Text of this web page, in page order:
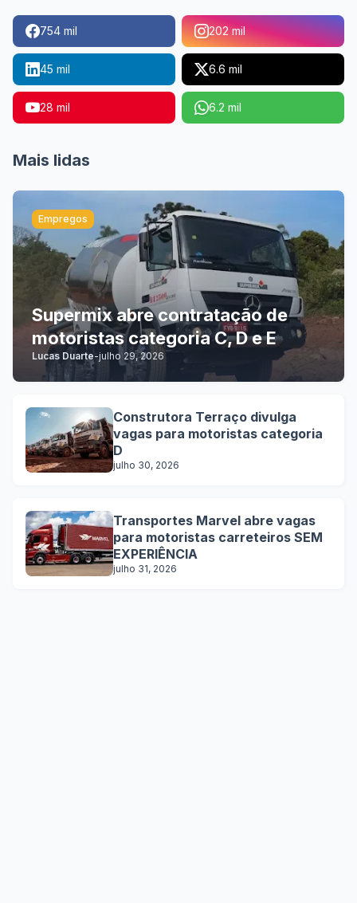
754 mil 202 mil
45 mil 6.6 mil
28 mil 6.2 mil
Mais lidas
Empregos
Supermix abre contratação de
motoristas categoria C, D e E
Lucas Duarte-julho 29, 2026
Construtora Terraço divulga
vagas para motoristas categoria
D
julho 30, 2026
Transportes Marvel abre vagas
para motoristas carreteiros SEM
EXPERIÊNCIA
julho 31, 2026